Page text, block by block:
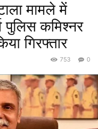
मामले में
पुलिस कमिश्नर
गिरफ्तार
0
753